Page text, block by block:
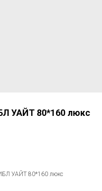
УАЙТ 80*160 люкс
УАЙТ 80*160 люкс